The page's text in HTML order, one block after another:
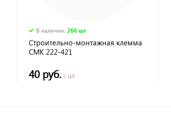
В наличии: 266 шт
Строительно-монтажная клемма
СМК 222-421
40 руб./ шт